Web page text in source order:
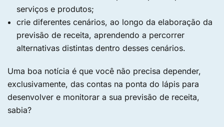
serviços e produtos;
crie diferentes cenários, ao longo da elaboração da
previsão de receita, aprendendo a percorrer
alternativas distintas dentro desses cenários.
Uma boa notícia é que você não precisa depender,
exclusivamente, das contas na ponta do lápis para
desenvolver e monitorar a sua previsão de receita,
sabia?